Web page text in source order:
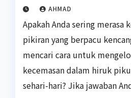
AHMAD
Apakah Anda sering merasa
pikiran yang berpacu
mencari cara untuk
kecemasan dalam hiruk
sehari-hari? Jika jawaban